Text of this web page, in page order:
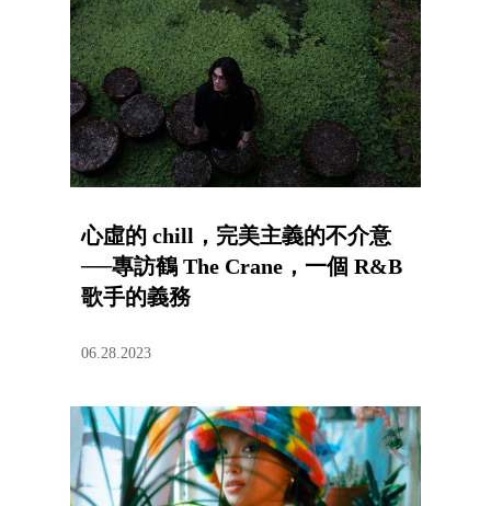
心虛的 chill，完美主義的不介意
──專訪鶴 The Crane，一個 R&B
歌手的義務
06.28.2023